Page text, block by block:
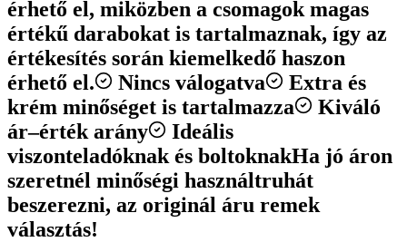
érhető el, miközben a csomagok magas
értékű darabokat is tartalmaznak, így az
értékesítés során kiemelkedő haszon
érhető el.
Nincs válogatva
Extra és
krém minőséget is tartalmazza
Kiváló
ár–érték arány
Ideális
viszonteladóknak és boltoknakHa jó áron
szeretnél minőségi használtruhát
beszerezni, az originál áru remek
választás!